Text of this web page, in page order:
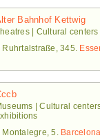
Bahnhof Kettwig
| Cultural
Ruhrtalstraße, 345.
| Cultural
Montalegre, 5. Barcelona